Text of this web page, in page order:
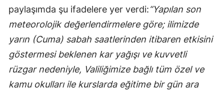
paylaşımda şu ifadelere yer verdi:“Yapılan son
meteorolojik değerlendirmelere göre; ilimizde
yarın (Cuma) sabah saatlerinden itibaren etkisini
göstermesi beklenen kar yağışı ve kuvvetli
rüzgar nedeniyle, Valiliğimize bağlı tüm özel ve
kamu okulları ile kurslarda eğitime bir gün ara